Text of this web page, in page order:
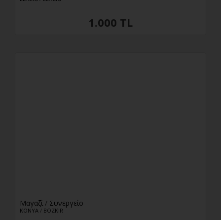
1.000 TL
Μαγαζί / Συνεργείο
KONYA / BOZKIR